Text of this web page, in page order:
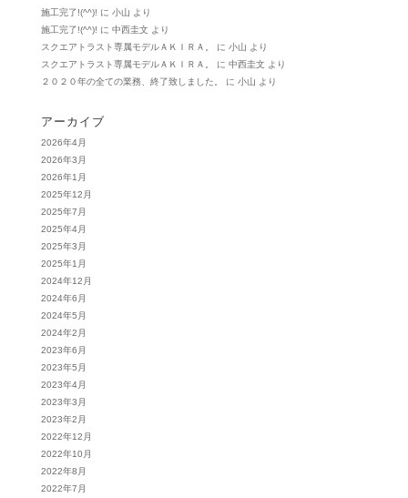
施工完了!(^^)! に 小山 より
施工完了!(^^)! に 中西圭文 より
スクエアトラスト専属モデルＡＫＩＲＡ。
に 小山 より
スクエアトラスト専属モデルＡＫＩＲＡ。
に 中西圭文 より
２０２０年の全ての業務、終了致しました。
に 小山 より
アーカイブ
2026年4月
2026年3月
2026年1月
2025年12月
2025年7月
2025年4月
2025年3月
2025年1月
2024年12月
2024年6月
2024年5月
2024年2月
2023年6月
2023年5月
2023年4月
2023年3月
2023年2月
2022年12月
2022年10月
2022年8月
2022年7月